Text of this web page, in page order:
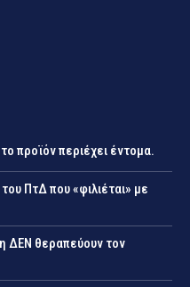
προϊόν περιέχει έντομα.
ΠτΔ που «φιλιέται» με
ΔΕΝ θεραπεύουν τον